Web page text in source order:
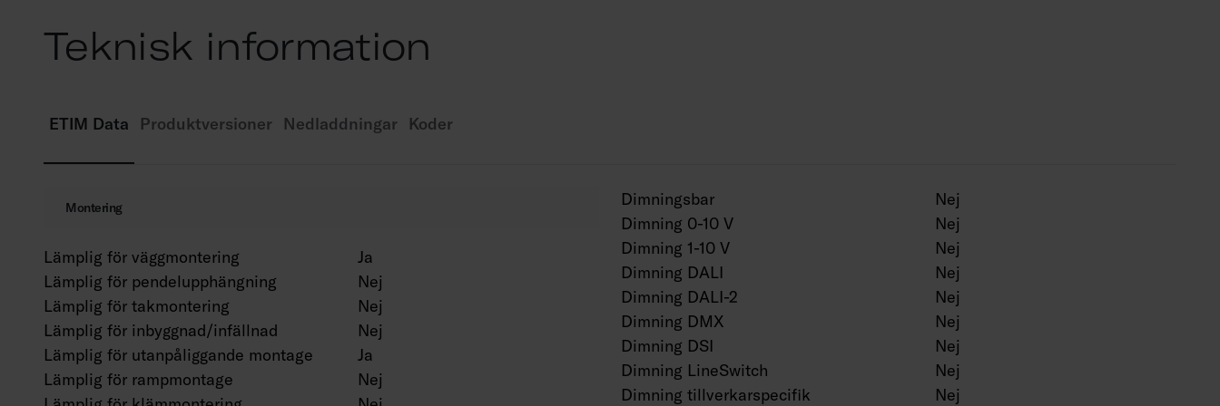
Teknisk information
ETIM Data Produktversioner Nedladdningar Koder
Montering
Lämplig för väggmontering
Ja
Lämplig för pendelupphängning
Nej
Lämplig för takmontering
Nej
Lämplig för inbyggnad/infällnad
Nej
Lämplig för utanpåliggande montage
Ja
Lämplig för rampmontage
Nej
Dimningsbar
Nej
Dimning 0-10 V
Nej
Dimning 1-10 V
Nej
Dimning DALI
Nej
Dimning DALI-2
Nej
Dimning DMX
Nej
Dimning DSI
Nej
Dimning LineSwitch
Nej
Dimning tillverkarspecifik
Nej